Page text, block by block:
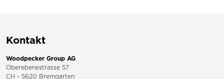
Kontakt
Woodpecker Group AG
Oberebenestrasse 57
CH - 5620 Bremgarten